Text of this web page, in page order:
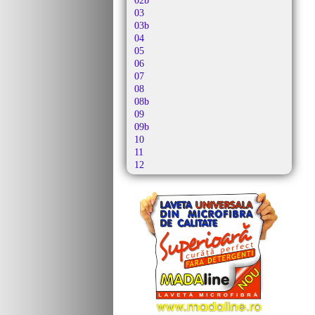
Altus
Alutec
Amadis
Amazon Basics
Amica
Amros
Amstar
Amsterdam
Amstrad
Antech
Ap 10
Ap 21
Apl
Apollo
Ar-tech
Arc-en-ciel
Arcelik
Arctic
Arena
Argos
Ariete
Arlett
03
03b
04
05
06
07
08
08b
09
09b
10
11
12
12b
13b
14